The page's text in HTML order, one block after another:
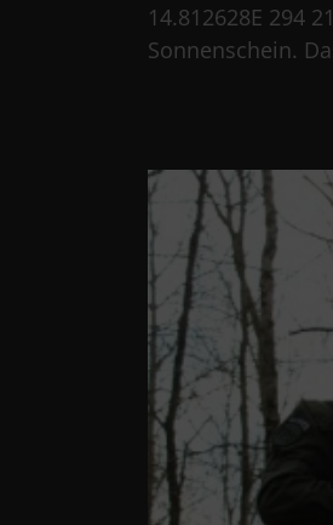
14.812628E 294
Sonnenschein.